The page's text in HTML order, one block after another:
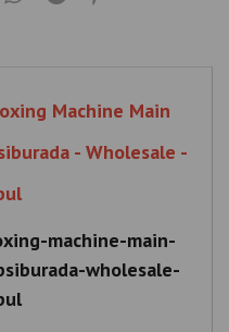
Machine Main
- Wholesale -
machine-main-
wholesale-